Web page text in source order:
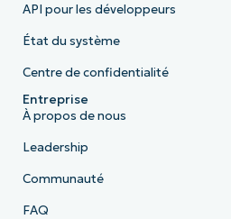
API pour les développeurs
État du système
Centre de confidentialité
Entreprise
À propos de nous
Leadership
Communauté
FAQ